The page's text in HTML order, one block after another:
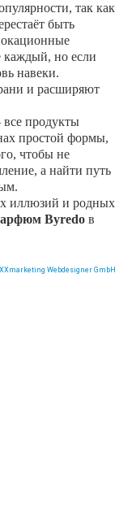
так как
быть
каждый, но если
навеки.
и расширяют
все продукты
простой формы,
чтобы не
а найти путь
иллюзий и родных
Byredo в
Webdesigner GmbH